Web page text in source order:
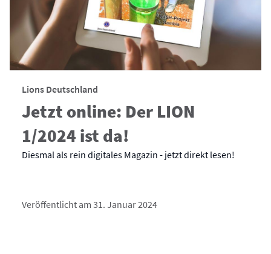
Lions Deutschland
Jetzt online: Der LION
1/2024 ist da!
Diesmal als rein digitales Magazin - jetzt direkt lesen!
Veröffentlicht am 31. Januar 2024